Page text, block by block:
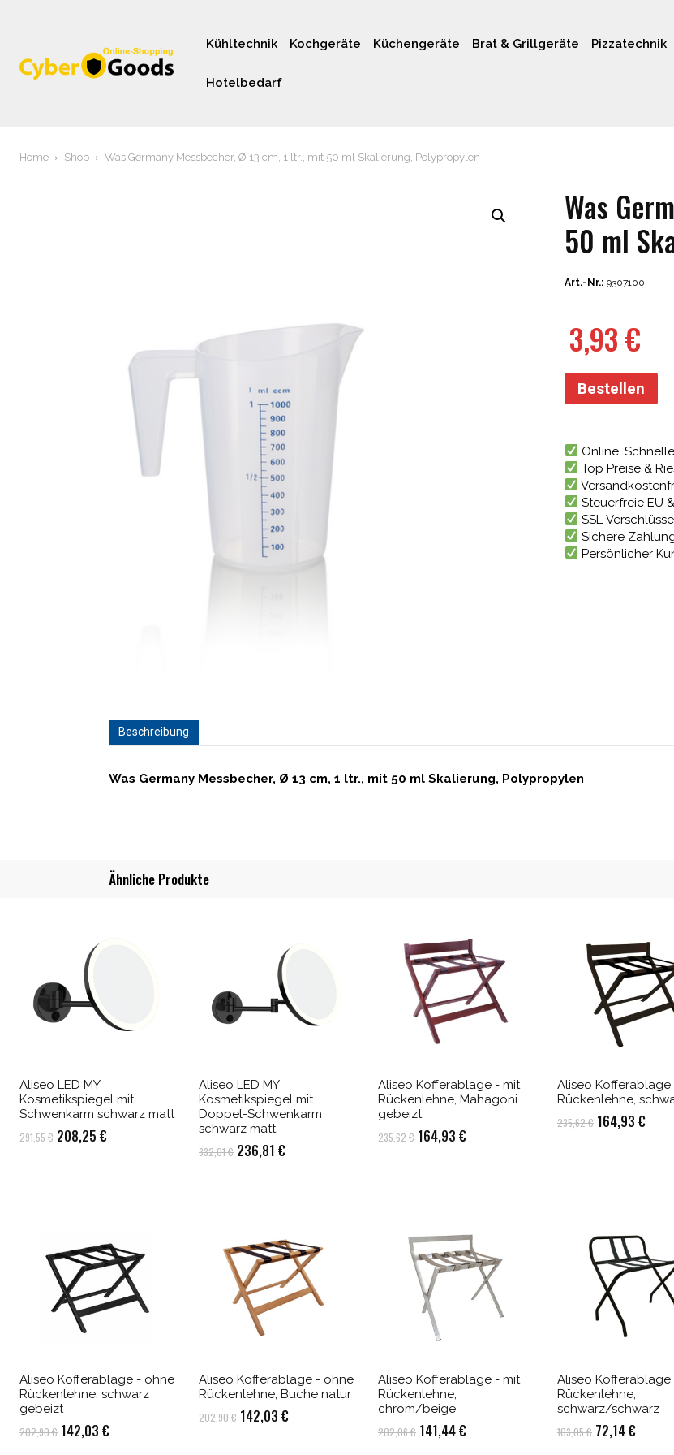
Kühltechnik Kochgeräte Küchengeräte Brat & Grillgeräte Pizzatechnik
Hotelbedarf
Home Shop Was Germany Messbecher, Ø 13 cm, 1 ltr., mit 50 ml Skalierung, Polypropylen
Was
50 ml
Art.-Nr.: 9307100
3,93€
Bestellen
Online.
Top Preise &
Steuerfreie EU
SSL-
Sichere
Persönlicher
Beschreibung
Was Germany Messbecher, Ø 13 cm, 1 ltr., mit 50 ml Skalierung, Polypropylen
Ähnliche Produkte
Aliseo LED MY
Kosmetikspiegel mit
Schwenkarm schwarz matt
291,55€ Ursprünglicher
208,25 €Aktueller
Aliseo LED MY
Kosmetikspiegel mit
Doppel-Schwenkarm
schwarz matt
332,01€ Ursprünglicher
236,81 €Aktueller
Aliseo Kofferablage - mit
Rückenlehne, Mahagoni
gebeizt
235,62€ Ursprünglicher
164,93 €Aktueller
Aliseo Kofferablage
Rückenlehne,
235,62€ Ursprünglicher
164,93 €
Aliseo Kofferablage - ohne
Rückenlehne, schwarz
gebeizt
202,90€ Ursprünglicher
142,03 €Aktueller
Aliseo Kofferablage - ohne
Rückenlehne, Buche natur
202,90€ Ursprünglicher
142,03 €Aktueller
Aliseo Kofferablage - mit
Rückenlehne,
chrom/beige
202,06€ Ursprünglicher
141,44€Aktueller
Aliseo Kofferablage
Rückenlehne,
schwarz/schwarz
103,05€ Ursprünglicher
72,14€Aktueller